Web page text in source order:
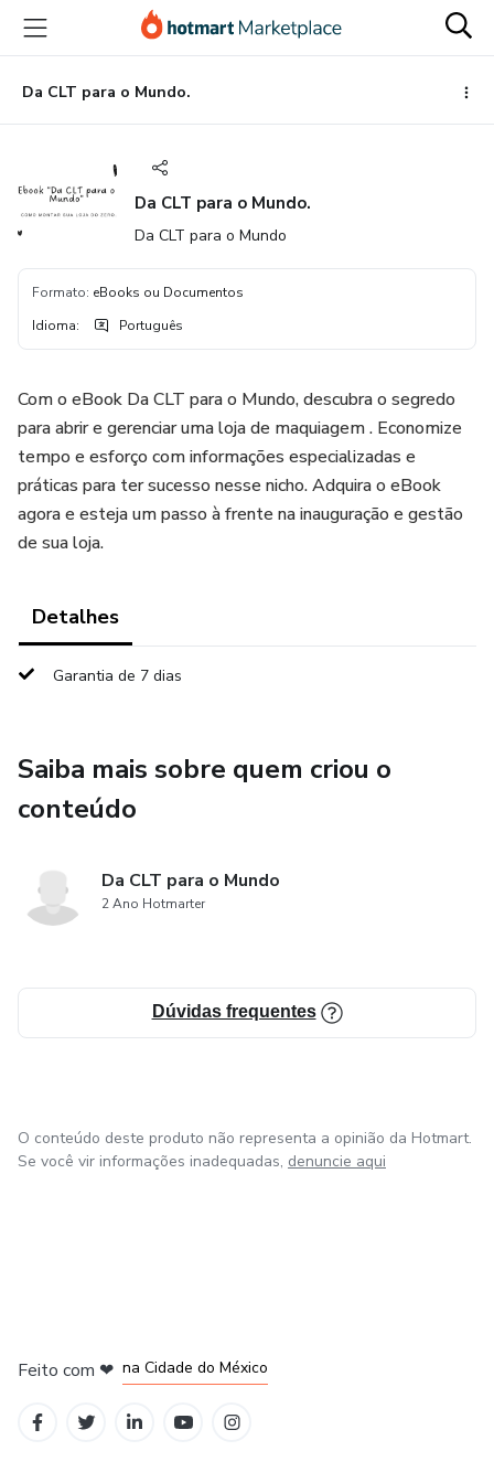
para
conteúdo
principal
para
pagamento
para
rodapé
Da CLT para o Mundo.
Da CLT para o Mundo.
Da CLT para o Mundo
Formato: eBooks ou Documentos
Idioma: Português
Com o eBook Da CLT para o Mundo, descubra o segredo
para abrir e gerenciar uma loja de maquiagem . Economize
tempo e esforço com informações especializadas e
práticas para ter sucesso nesse nicho. Adquira o eBook
agora e esteja um passo à frente na inauguração e gestão
de sua loja.
Detalhes
Garantia de 7 dias
Saiba mais sobre quem criou o
conteúdo
Da CLT para o Mundo
2 Ano Hotmarter
Dúvidas frequentes
O conteúdo deste produto não representa a opinião da Hotmart.
Se você vir informações inadequadas, denuncie aqui
Feito com ❤ na Cidade do México